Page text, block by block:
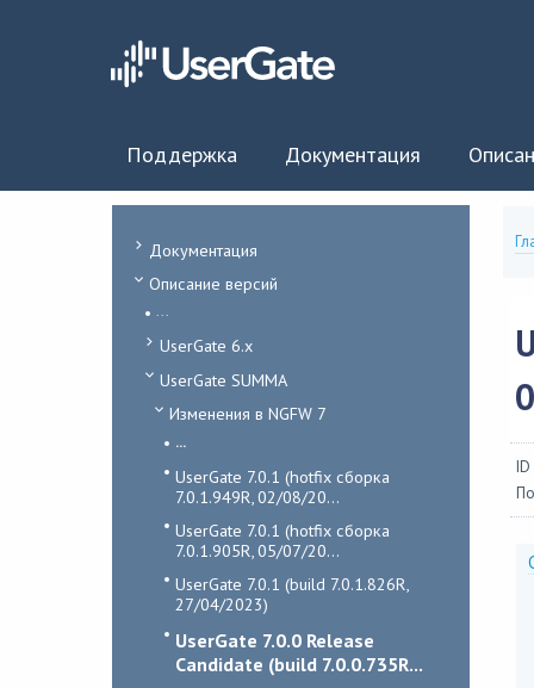
Поддержка Документация
Документация
Описание версий
UserGate 6.x
UserGate SUMMA
Изменения в NGFW 7
...
UserGate 7.0.1 (hotfix сборка
7.0.1.949R, 02/08/20...
UserGate 7.0.1 (hotfix сборка
7.0.1.905R, 05/07/20...
UserGate 7.0.1 (build 7.0.1.826R,
27/04/2023)
UserGate 7.0.0 Release
Candidate (build 7.0.0.735R...
ID